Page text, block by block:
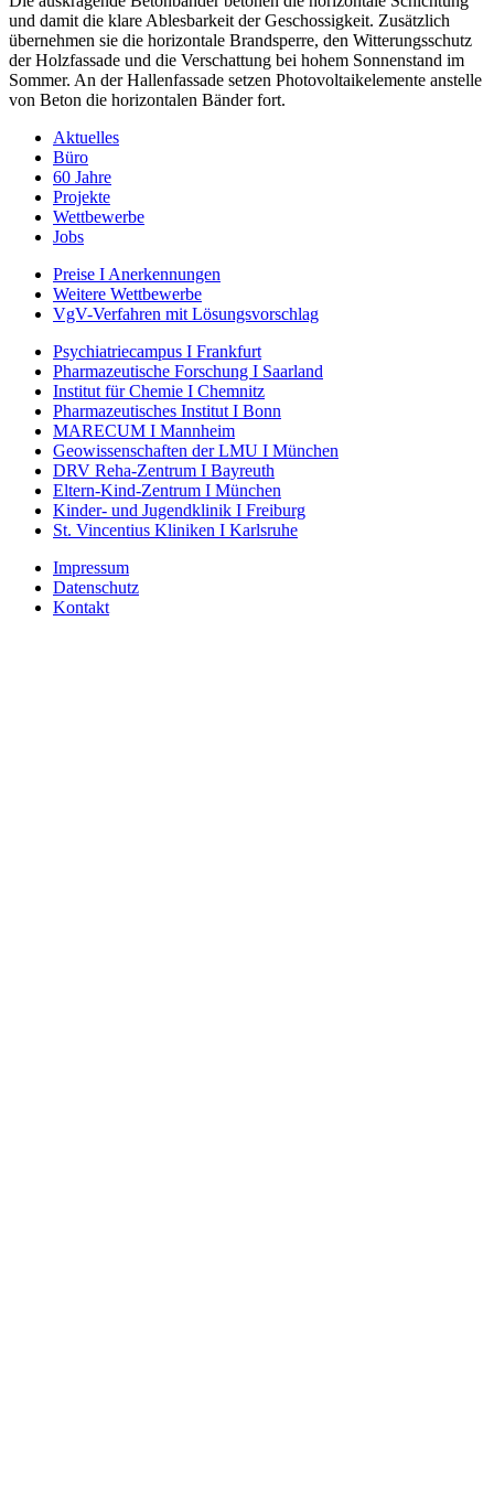
und damit die klare Ablesbarkeit der Geschossigkeit. Zusätzlich
übernehmen sie die horizontale Brandsperre, den Witterungsschutz
der Holzfassade und die Verschattung bei hohem Sonnenstand im
Sommer. An der Hallenfassade setzen Photovoltaikelemente anstelle
von Beton die horizontalen Bänder fort.
Aktuelles
Büro
60 Jahre
Projekte
Wettbewerbe
Jobs
Preise I Anerkennungen
Weitere Wettbewerbe
VgV-Verfahren mit Lösungsvorschlag
Psychiatriecampus I Frankfurt
Pharmazeutische Forschung I Saarland
Institut für Chemie I Chemnitz
Pharmazeutisches Institut I Bonn
MARECUM I Mannheim
Geowissenschaften der LMU I München
DRV Reha-Zentrum I Bayreuth
Eltern-Kind-Zentrum I München
Kinder- und Jugendklinik I Freiburg
St. Vincentius Kliniken I Karlsruhe
Impressum
Datenschutz
Kontakt